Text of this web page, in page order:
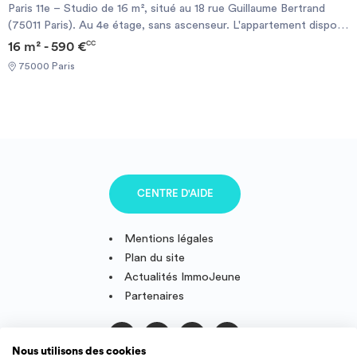
Paris 11e – Studio de 16 m², situé au 18 rue Guillaume Bertrand
(75011 Paris). Au 4e étage, sans ascenseur. L'appartement dispose
d'une pièce principale avec cuisine équipée, ainsi que d'une salle
d'eau avec WC. Très lumineux, il bénéficie d'une exposition
ouest. Transports à proximité : métro Voltaire (Ligne 9) ou
16 m² - 590 €CC
75000 Paris
Mentions légales
Plan du site
Actualités ImmoJeune
Partenaires
CENTRE D'AIDE
Nous utilisons des cookies